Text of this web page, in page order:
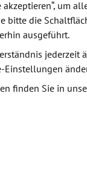
mit
der WFS,
dass das
begleitet hat.
für die
mit
GmbH
von der
akzeptieren“, um
bitte die
ausgeführt.
jederzeit
Einstellungen
finden Sie in